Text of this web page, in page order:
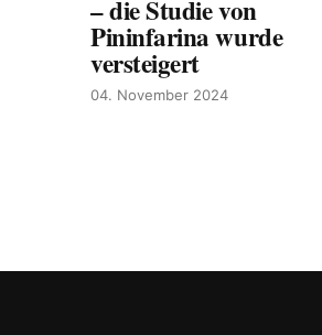
– die Studie von
Pininfarina wurde
versteigert
04. November 2024